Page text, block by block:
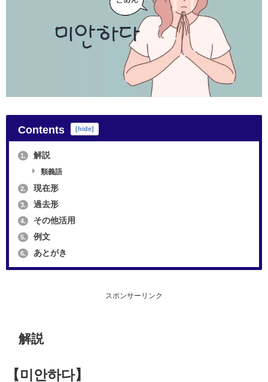
Contents [hide]
1. 解説
類義語
2. 現在形
3. 過去形
4. その他活用
5. 例文
6. あとがき
スポンサーリンク
解説
【미안하다】